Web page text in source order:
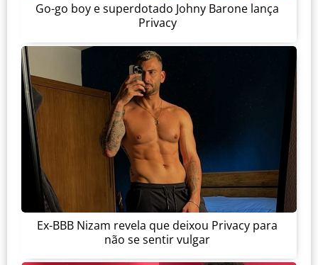
Go-go boy e superdotado Johny Barone lança
Privacy
Ex-BBB Nizam revela que deixou Privacy para
não se sentir vulgar